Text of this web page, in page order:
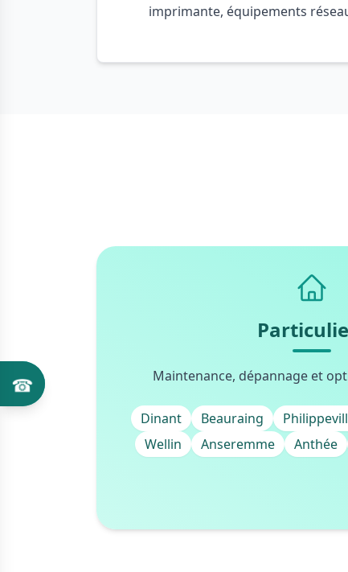
imprimante, équipements
Maintenance, dépannage et
Dinant Beauraing
Wellin
Anseremme Anthée